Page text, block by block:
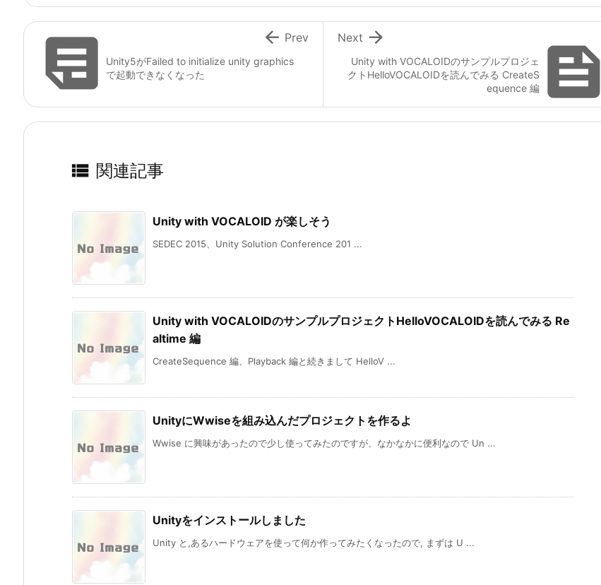

Unity with VOCALOIDのサンプルプロジェ
クトHelloVOCALOIDを読んでみる CreateS
equence 編

Next
Unity5がFailed to initialize unity graphics
で起動できなくなった
 Prev
 関連記事
Unity with VOCALOID が楽しそう
SEDEC 2015、Unity Solution Conference 201 ...
Unity with VOCALOIDのサンプルプロジェクトHelloVOCALOIDを読んでみる Re
altime 編
CreateSequence 編、Playback 編と続きまして HelloV ...
UnityにWwiseを組み込んだプロジェクトを作るよ
Wwise に興味があったので少し使ってみたのですが、なかなかに便利なので Un ...
Unityをインストールしました
Unity と,あるハードウェアを使って何か作ってみたくなったので, まずは U ...